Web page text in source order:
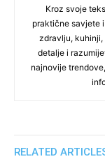
Kroz svoje
praktične savjete
zdravlju,
detalje i
najnovije
RELATED